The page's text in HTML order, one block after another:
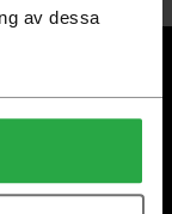
av dessa
Möbler
AB